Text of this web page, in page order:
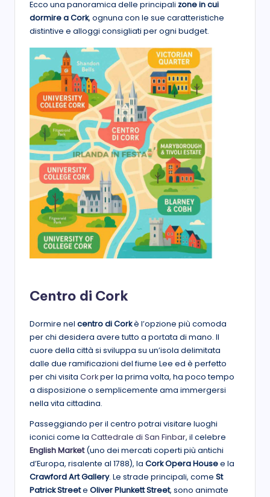
Ecco una panoramica delle principali zone in cui
dormire a Cork, ognuna con le sue caratteristiche
distintive e alloggi consigliati per ogni budget.
Centro di Cork
Dormire nel centro di Corkè l’opzione più comoda
per chi desidera avere tutto a portata di mano. Il
cuore della città si sviluppa su un’isola delimitata
dalle due ramificazioni del fiume Lee ed è perfetto
per chi visita Corkper la prima volta, ha poco tempo
a disposizione o semplicemente ama immergersi
nella vita cittadina.
Passeggiando per il centro potrai visitare luoghi
iconici come la Cattedrale di San Finbar, il celebre
English Market(uno dei mercati coperti più antichi
d’Europa, risalente al 1788), la Cork Opera Housee la
Crawford Art Gallery. Le strade principali, come St
Patrick Streete Oliver Plunkett Street, sono animate